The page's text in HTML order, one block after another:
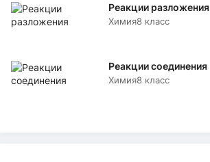
Реакции разложения
Химия8 класс
Реакции соединения
Химия8 класс